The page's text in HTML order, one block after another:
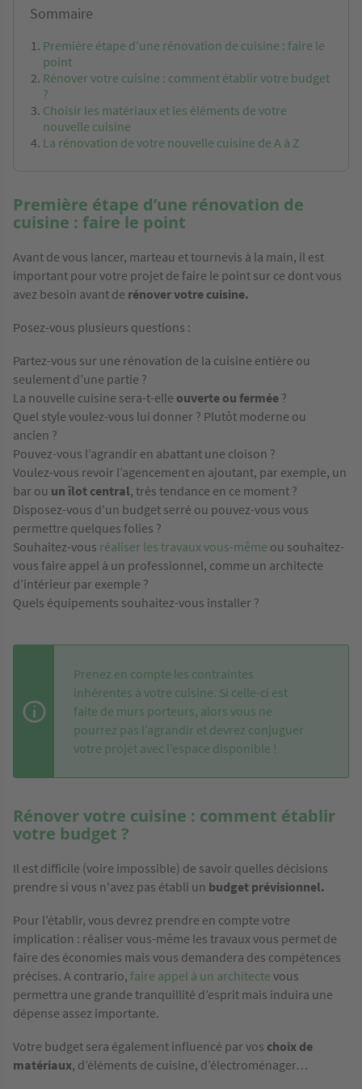
Sommaire
Première étape d’une rénovation de cuisine : faire le
point
Rénover votre cuisine : comment établir votre budget
?
Choisir les matériaux et les éléments de votre
nouvelle cuisine
La rénovation de votre nouvelle cuisine de A à Z
Première étape d’une rénovation de
cuisine : faire le point
Avant de vous lancer, marteau et tournevis à la main, il est
important pour votre projet de faire le point sur ce dont vous
avez besoin avant de rénover votre cuisine.
Posez-vous plusieurs questions :
Partez-vous sur une rénovation de la cuisine entière ou
seulement d’une partie ?
La nouvelle cuisine sera-t-elle ouverte ou fermée ?
Quel style voulez-vous lui donner ? Plutôt moderne ou
ancien ?
Pouvez-vous l’agrandir en abattant une cloison ?
Voulez-vous revoir l’agencement en ajoutant, par exemple, un
bar ou un îlot central, très tendance en ce moment ?
Disposez-vous d'un budget serré ou pouvez-vous vous
permettre quelques folies ?
Souhaitez-vous réaliser les travaux vous-même ou souhaitez-
vous faire appel à un professionnel, comme un architecte
d’intérieur par exemple ?
Quels équipements souhaitez-vous installer ?
Prenez en compte les contraintes
inhérentes à votre cuisine. Si celle-ci est
faite de murs porteurs, alors vous ne
pourrez pas l’agrandir et devrez conjuguer
votre projet avec l’espace disponible !
Rénover votre cuisine : comment établir
votre budget ?
Il est difficile (voire impossible) de savoir quelles décisions
prendre si vous n'avez pas établi un budget prévisionnel.
Pour l’établir, vous devrez prendre en compte votre
implication : réaliser vous-même les travaux vous permet de
faire des économies mais vous demandera des compétences
précises. A contrario, faire appel à un architecte vous
permettra une grande tranquillité d’esprit mais induira une
dépense assez importante.
Votre budget sera également influencé par vos choix de
matériaux, d’éléments de cuisine, d’électroménager…